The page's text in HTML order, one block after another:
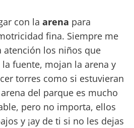
con la arena para
fina. Siempre me
atención los niños que
la fuente, mojan la arena y
torres como si estuvieran
del parque es mucho
pero no importa, ellos
y ¡ay de ti si no les dejas